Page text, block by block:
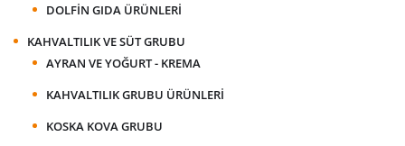
DOLFIN GIDA ÜRÜNLERI
KAHVALTILIK VE SÜT GRUBU
AYRAN VE YOĞURT - KREMA
KAHVALTILIK GRUBU ÜRÜNLERI
KOSKA KOVA GRUBU